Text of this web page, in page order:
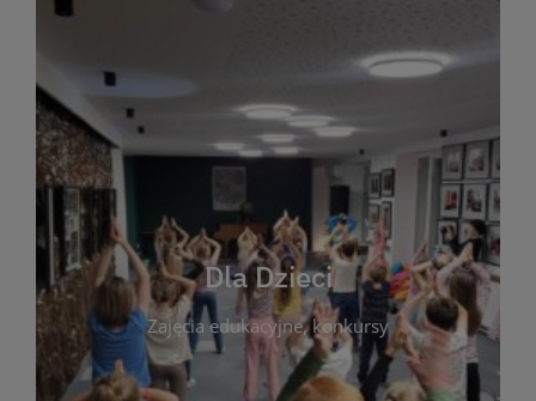
Dla Dzieci
Zajęcia edukacyjne, konkursy
informacje o zajęciach edukacyjnych, konkursach
plastycznych i spotkaniach z autorami książek dla
dzieci. Biblioteka oferuje bogaty wybór bajek,
opowiadań i lektur szkolnych, a także przyjazny
kącik do wspólnego czytania. Pragniemy
rozbudzać miłość do książek od najmłodszych lat.
Zapraszamy do wspólnej zabawy i odkrywania
świata literatury!
WIĘCEJ